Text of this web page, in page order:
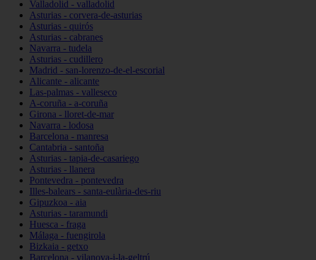
Valladolid - valladolid
Asturias - corvera-de-asturias
Asturias - quirós
Asturias - cabranes
Navarra - tudela
Asturias - cudillero
Madrid - san-lorenzo-de-el-escorial
Alicante - alicante
Las-palmas - valleseco
A-coruña - a-coruña
Girona - lloret-de-mar
Navarra - lodosa
Barcelona - manresa
Cantabria - santoña
Asturias - tapia-de-casariego
Asturias - llanera
Pontevedra - pontevedra
Illes-balears - santa-eulària-des-riu
Gipuzkoa - aia
Asturias - taramundi
Huesca - fraga
Málaga - fuengirola
Bizkaia - getxo
Barcelona - vilanova-i-la-geltrú